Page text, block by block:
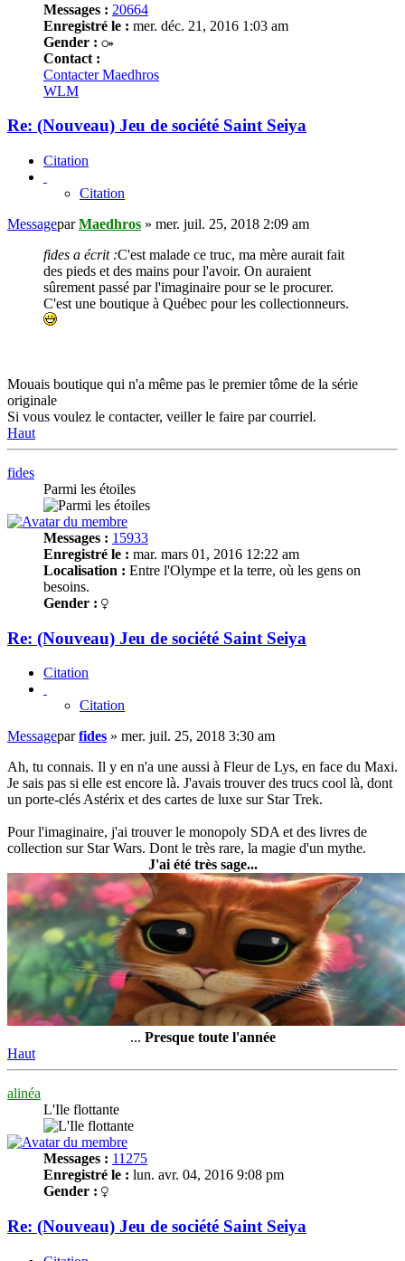
Messages : 20664
Enregistré le : mer. déc. 21, 2016 1:03 am
Gender :
Contact :
Contacter Maedhros
WLM
Re: (Nouveau) Jeu de société Saint Seiya
Citation
Citation
MessageparMaedhros » mer. juil. 25, 2018 2:09 am
fides a écrit :C'est malade ce truc, ma mère aurait fait
des pieds et des mains pour l'avoir. On auraient
sûrement passé par l'imaginaire pour se le procurer.
C'est une boutique à Québec pour les collectionneurs.
Mouais boutique qui n'a même pas le premier tôme de la série
originale
Si vous voulez le contacter, veiller le faire par courriel.
Haut
fides
Parmi les étoiles
Messages : 15933
Enregistré le : mar. mars 01, 2016 12:22 am
Localisation : Entre l'Olympe et la terre, où les gens on
besoins.
Gender :
Re: (Nouveau) Jeu de société Saint Seiya
Citation
Citation
Messageparfides » mer. juil. 25, 2018 3:30 am
Ah, tu connais. Il y en n'a une aussi à Fleur de Lys, en face du Maxi.
Je sais pas si elle est encore là. J'avais trouver des trucs cool là, dont
un porte-clés Astérix et des cartes de luxe sur Star Trek.
Pour l'imaginaire, j'ai trouver le monopoly SDA et des livres de
collection sur Star Wars. Dont le très rare, la magie d'un mythe.
J'ai été très sage...
... Presque toute l'année
Haut
alinéa
L'Ile flottante
Messages : 11275
Enregistré le : lun. avr. 04, 2016 9:08 pm
Gender :
Re: (Nouveau) Jeu de société Saint Seiya